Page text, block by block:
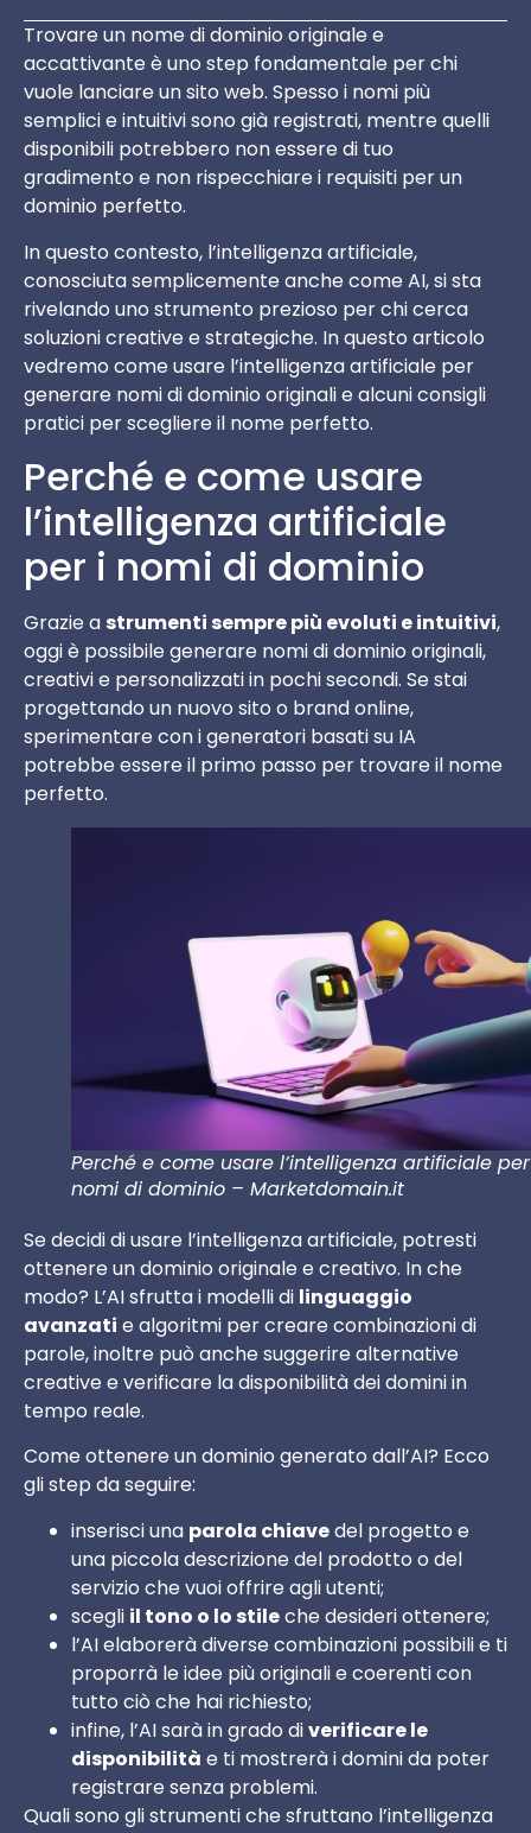
Trovare un nome di dominio originale e
accattivante è uno step fondamentale per chi
vuole lanciare un sito web. Spesso i nomi più
semplici e intuitivi sono già registrati, mentre quelli
disponibili potrebbero non essere di tuo
gradimento e non rispecchiare i requisiti per un
dominio perfetto.
In questo contesto, l’intelligenza artificiale,
conosciuta semplicemente anche come AI, si sta
rivelando uno strumento prezioso per chi cerca
soluzioni creative e strategiche. In questo articolo
vedremo come usare l’intelligenza artificiale per
generare nomi di dominio originali e alcuni consigli
pratici per scegliere il nome perfetto.
Perché e come usare
l’intelligenza artificiale
per i nomi di dominio
Grazie a strumenti sempre più evoluti e intuitivi,
oggi è possibile generare nomi di dominio originali,
creativi e personalizzati in pochi secondi. Se stai
progettando un nuovo sito o brand online,
sperimentare con i generatori basati su IA
potrebbe essere il primo passo per trovare il nome
perfetto.
Perché e come usare l’intelligenza artificiale
nomi di dominio – Marketdomain.it
Se decidi di usare l’intelligenza artificiale, potresti
ottenere un dominio originale e creativo. In che
modo? L’AI sfrutta i modelli di linguaggio
avanzati e algoritmi per creare combinazioni di
parole, inoltre può anche suggerire alternative
creative e verificare la disponibilità dei domini in
tempo reale.
Come ottenere un dominio generato dall’AI? Ecco
gli step da seguire:
inserisci una parola chiavedel progetto e
una piccola descrizione del prodotto o del
servizio che vuoi offrire agli utenti;
scegli il tono o lo stileche desideri ottenere;
l’AI elaborerà diverse combinazioni possibili e ti
proporrà le idee più originali e coerenti con
tutto ciò che hai richiesto;
infine, l’AI sarà in grado diverificare le
disponibilità e ti mostrerà i domini da poter
registrare senza problemi.
Quali sono gli strumenti che sfruttano l’intelligenza